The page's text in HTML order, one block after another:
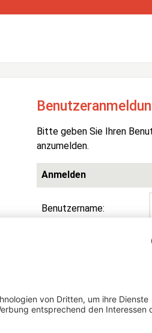
Bitte geben Sie Ihren
anzumelden.
Anmelden
Benutzername:
Passwort vergessen?